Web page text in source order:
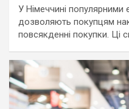
У Німеччині популярними
дозволяють покупцям
повсякденні покупки. Ці